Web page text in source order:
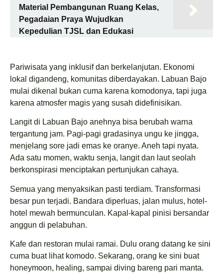
Material Pembangunan Ruang Kelas,
Pegadaian Praya Wujudkan
Kepedulian TJSL dan Edukasi
Pariwisata yang inklusif dan berkelanjutan. Ekonomi
lokal digandeng, komunitas diberdayakan. Labuan Bajo
mulai dikenal bukan cuma karena komodonya, tapi juga
karena atmosfer magis yang susah didefinisikan.
Langit di Labuan Bajo anehnya bisa berubah warna
tergantung jam. Pagi-pagi gradasinya ungu ke jingga,
menjelang sore jadi emas ke oranye. Aneh tapi nyata.
Ada satu momen, waktu senja, langit dan laut seolah
berkonspirasi menciptakan pertunjukan cahaya.
Semua yang menyaksikan pasti terdiam. Transformasi
besar pun terjadi. Bandara diperluas, jalan mulus, hotel-
hotel mewah bermunculan. Kapal-kapal pinisi bersandar
anggun di pelabuhan.
Kafe dan restoran mulai ramai. Dulu orang datang ke sini
cuma buat lihat komodo. Sekarang, orang ke sini buat
honeymoon, healing, sampai diving bareng pari manta.